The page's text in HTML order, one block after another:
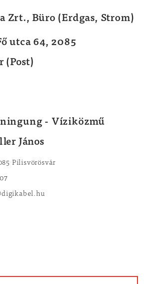
Zrt., Büro (Erdgas, Strom)
utca 64, 2085
(Post)
- Víziközmű
János
Pilisvörösvár